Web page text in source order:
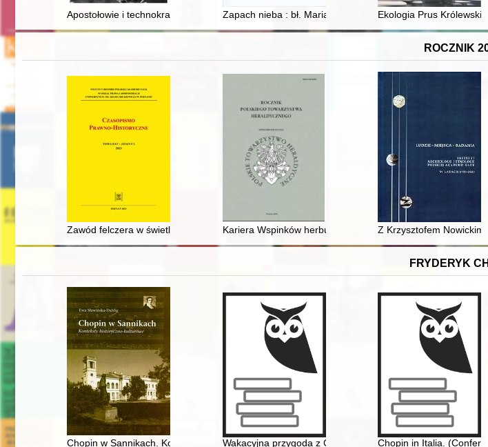
Apostołowie i technokraci : elity polityczne Hiszpanii frankistowskiej
Zapach nieba : bł. Maria Celina od Ofiarowania NMP,
Ekologia Prus Królewskich
ROCZNIK
Zawód felczera w świetle przepisów obowiązujących w II Rzeczypospolitej
Kariera Wspinków herbu Wilczekosy w rodzie Prusów : od
Z Krzysztofem Nowickim
FRYDERYK
Chopin w Sannikach. Konteksty historyczno-kulturoweWakacyjna przygoda z Chopinem" w Muzeum Niepodległości
Chopin in Italia.